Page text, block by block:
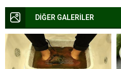
DİĞER GALERİLER